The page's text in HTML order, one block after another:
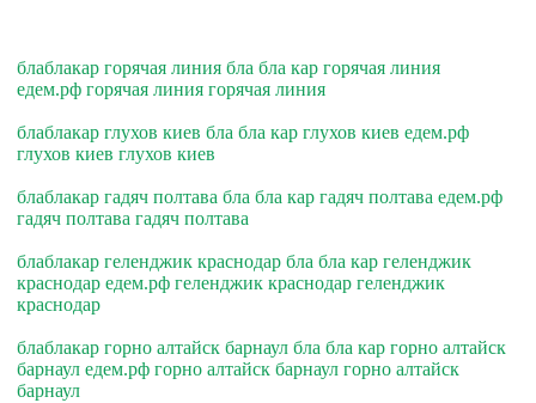
блаблакар горячая линия бла бла кар горячая линия
едем.рф горячая линия горячая линия
блаблакар глухов киев бла бла кар глухов киев едем.рф
глухов киев глухов киев
блаблакар гадяч полтава бла бла кар гадяч полтава едем.рф
гадяч полтава гадяч полтава
блаблакар геленджик краснодар бла бла кар геленджик
краснодар едем.рф геленджик краснодар геленджик
краснодар
блаблакар горно алтайск барнаул бла бла кар горно алтайск
барнаул едем.рф горно алтайск барнаул горно алтайск
барнаул